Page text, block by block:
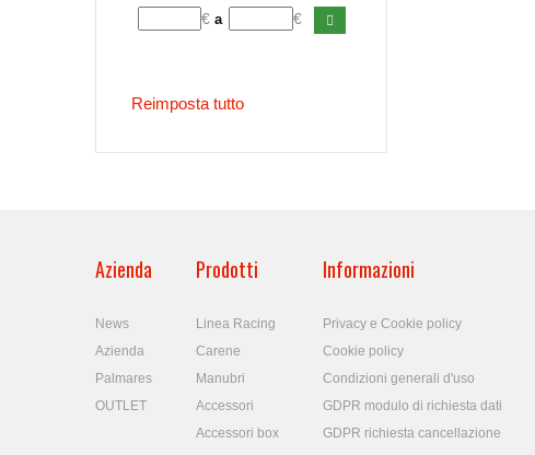
€a €
Reimposta tutto
Azienda
News
Azienda
Palmares
OUTLET
Prodotti
Linea Racing
Carene
Manubri
Accessori
Accessori box
Informazioni
Privacy e Cookie policy
Cookie policy
Condizioni generali d'uso
GDPR modulo di richiesta dati
GDPR richiesta cancellazione